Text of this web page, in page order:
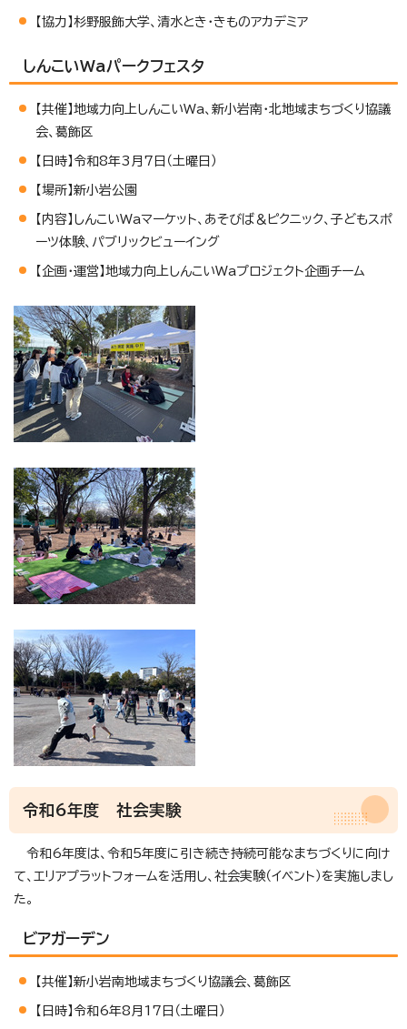
【協力】杉野服飾大学、清水とき・きものアカデミア
しんこいWaパークフェスタ
【共催】地域力向上しんこいWa、新小岩南・北地域まちづくり協議
会、葛飾区
【日時】令和8年3月7日（土曜日）
【場所】新小岩公園
【内容】しんこいWaマーケット、あそびば＆ピクニック、子どもスポ
ーツ体験、パブリックビューイング
【企画・運営】地域力向上しんこいWaプロジェクト企画チーム
令和6年度 社会実験
令和6年度は、令和5年度に引き続き持続可能なまちづくりに向け
て、エリアプラットフォームを活用し、社会実験（イベント）を実施しまし
た。
ビアガーデン
【共催】新小岩南地域まちづくり協議会、葛飾区
【日時】令和6年8月17日（土曜日）